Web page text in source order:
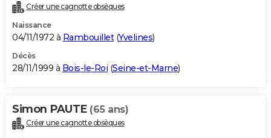
Créer une cagnotte obsèques
Naissance
04/11/1972 à Rambouillet(Yvelines)
Décès
28/11/1999 à Bois-le-Roi (Seine-et-Marne)
Simon PAUTE (65 ans)
Créer une cagnotte obsèques